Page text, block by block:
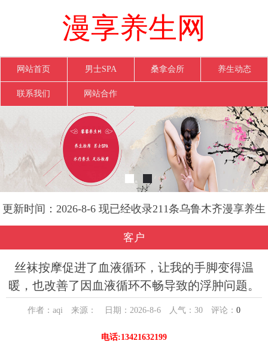
漫享养生网
网站首页 男士SPA 桑拿会所 养生动态
联系我们 网站合作
更新时间：2026-8-6 现已经收录211条乌鲁木齐漫享养生
网信息
客户
丝袜按摩促进了血液循环，让我的手脚变得温
暖，也改善了因血液循环不畅导致的浮肿问题。
作者：aqi 来源： 日期：2026-8-6 人气： 30 评论： 0
电话:13421632199